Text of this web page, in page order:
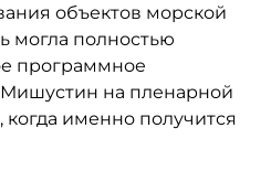
объектов морской
могла полностью
программное
на пленарной
именно получится